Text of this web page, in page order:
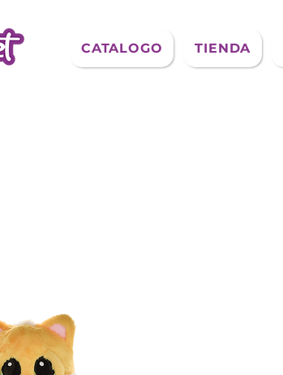
CATALOGO TIENDA